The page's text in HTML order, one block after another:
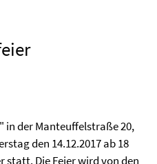
in der Manteuffelstraße 20,
den 14.12.2017 ab 18
statt. Die Feier wird von den